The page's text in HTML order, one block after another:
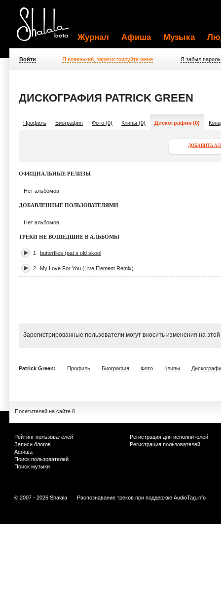
Журнал Афиша Музыка
Войти Я новенький, зарегистрируйте меня Я забыл пароль
ДИСКОГРАФИЯ PATRICK GREEN
Профиль Биография Фото (0) Клипы (0) Дискография (0)
ДОБАВИТЬ
ОФИЦИАЛЬНЫЕ РЕЛИЗЫ
Нет альбомов
ДОБАВЛЕННЫЕ ПОЛЬЗОВАТЕЛЯМИ
Нет альбомов
ТРЕКИ НЕ ВОШЕДШИЕ В АЛЬБОМЫ
1 butterflies (pat s old skool
2 My Love For You (Live Element Remix)
Зарегистрированные пользователи могут вносить изменения на
Patrick Green: Профиль Биография Фото Клипы
Посетителей на сайте 0
Рейтинг пользователей
Записи блогов
Афиша
Поиск пользователей
Поиск музыки
Регистрация для исполнителей
Регистрация пользователей
© 2007 - 2026 Shalala Распознавание треков при поддержке AudioTag.info